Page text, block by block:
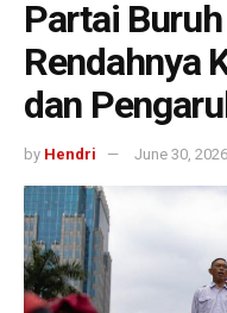
Partai
Rendahnya
dan
by Hendri June 30, 2026